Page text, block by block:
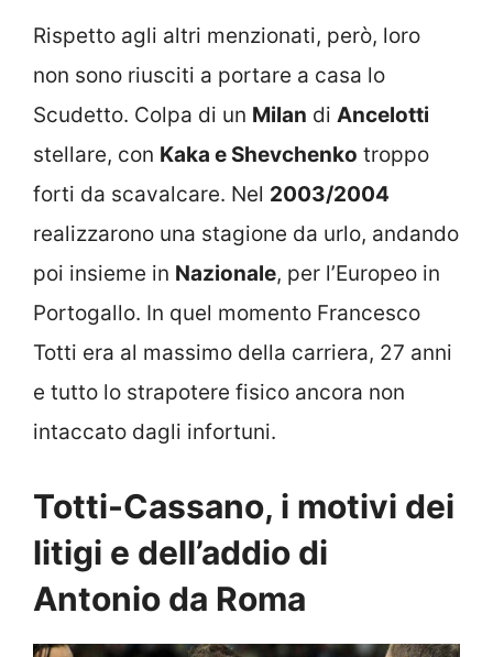
Rispetto agli altri menzionati, però, loro
non sono riusciti a portare a casa lo
Scudetto. Colpa di un Milan di Ancelotti
stellare, con Kaka e Shevchenko troppo
forti da scavalcare. Nel 2003/2004
realizzarono una stagione da urlo, andando
poi insieme in Nazionale, per l’Europeo in
Portogallo. In quel momento Francesco
Totti era al massimo della carriera, 27 anni
e tutto lo strapotere fisico ancora non
intaccato dagli infortuni.
Totti-Cassano, i motivi dei
litigi e dell’addio di
Antonio da Roma